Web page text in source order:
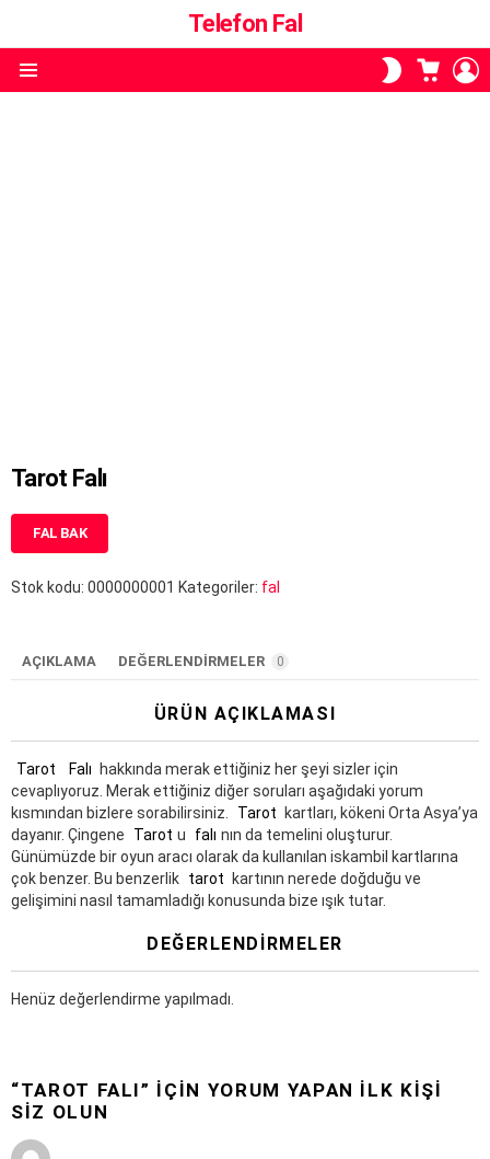
Telefon Fal
SKIN
ANAHTARI
SEPETI
Tarot Falı
FAL BAK
Stok kodu: 0000000001 Kategoriler: fal
AÇIKLAMA DEĞERLENDIRMELER 0
ÜRÜN AÇIKLAMASI
Tarot Falı hakkında merak ettiğiniz her şeyi sizler için
cevaplıyoruz. Merak ettiğiniz diğer soruları aşağıdaki yorum
kısmından bizlere sorabilirsiniz.
Tarot kartları, kökeni Orta Asya’ya
dayanır. Çingene
Tarot u falı nın da temelini oluşturur.
Günümüzde bir oyun aracı olarak da kullanılan iskambil kartlarına
çok benzer. Bu benzerlik tarot kartının nerede doğduğu ve
gelişimini nasıl tamamladığı konusunda bize ışık tutar.
DEĞERLENDIRMELER
Henüz değerlendirme yapılmadı.
“TAROT FALI” IÇIN YORUM YAPAN ILK KIŞI
SIZ OLUN